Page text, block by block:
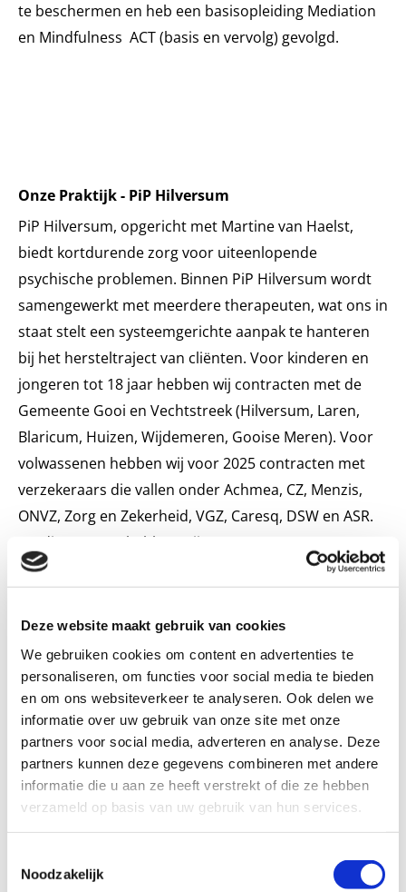
Deze website maakt gebruik van cookies
We gebruiken cookies om content en advertenties te
personaliseren, om functies voor social media te bieden
en om ons websiteverkeer te analyseren. Ook delen we
informatie over uw gebruik van onze site met onze
partners voor social media, adverteren en analyse. Deze
partners kunnen deze gegevens combineren met andere
informatie die u aan ze heeft verstrekt of die ze hebben
verzameld op basis van uw gebruik van hun services.
Noodzakelijk
te beschermen en heb een basisopleiding Mediation
en Mindfulness ACT (basis en vervolg) gevolgd.
Onze Praktijk - PiP Hilversum
PiP Hilversum, opgericht met Martine van Haelst,
biedt kortdurende zorg voor uiteenlopende
psychische problemen. Binnen PiP Hilversum wordt
samengewerkt met meerdere therapeuten, wat ons in
staat stelt een systeemgerichte aanpak te hanteren
bij het hersteltraject van cliënten. Voor kinderen en
jongeren tot 18 jaar hebben wij contracten met de
Gemeente Gooi en Vechtstreek (Hilversum, Laren,
Blaricum, Huizen, Wijdemeren, Gooise Meren). Voor
volwassenen hebben wij voor 2025 contracten met
verzekeraars die vallen onder Achmea, CZ, Menzis,
ONVZ, Zorg en Zekerheid, VGZ, Caresq, DSW en ASR.
Op dit moment hebben wij GEEN contract met
zorgverzekeraars die vallen onder ENO. U dient zelf
in aanmerking komt. Met ingang van 1 januari 2022
wordt het ZorgPrestatieModel gehanteerd door de
zorgverzekeraars. In de bijlagen op de Contactpagina
vindt u meer informatie.
Bij vakantie of afwezigheid van uw behandelaar kunt u
contact opnemen met de aanwezige collega, via
info@piphilversum.nl. U zult via de
afwezigheidsmelding van de email van uw
behandelaar op de hoogte gesteld worden van de
mogelijkheden voor contact. U kunt altijd contact